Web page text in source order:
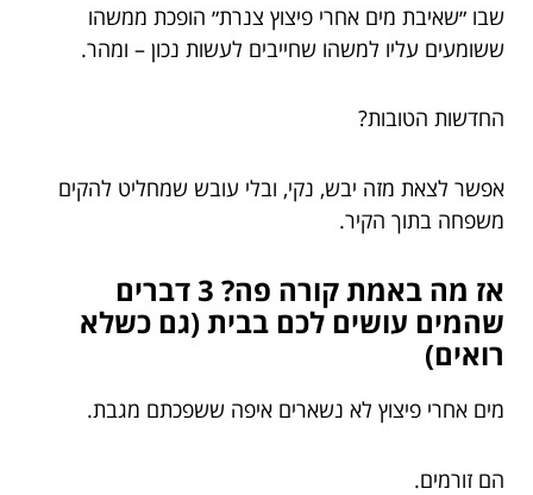
שבו ״שאיבת מים אחרי פיצוץ צנרת״ הופכת ממשהו
ששומעים עליו למשהו שחייבים לעשות נכון – ומהר.
החדשות הטובות?
אפשר לצאת מזה יבש, נקי, ובלי עובש שמחליט להקים
משפחה בתוך הקיר.
אז מה באמת קורה פה? 3 דברים
שהמים עושים לכם בבית (גם כשלא
רואים)
מים אחרי פיצוץ לא נשארים איפה ששפכתם מגבת.
הם זורמים.